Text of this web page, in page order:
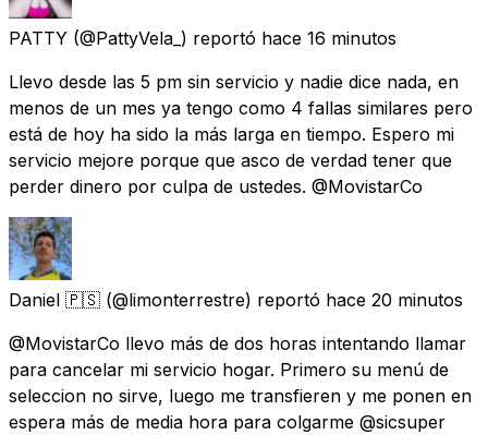
PATTY (@PattyVela_) reportó hace 16 minutos
Llevo desde las 5 pm sin servicio y nadie dice nada, en
menos de un mes ya tengo como 4 fallas similares pero
está de hoy ha sido la más larga en tiempo. Espero mi
servicio mejore porque que asco de verdad tener que
perder dinero por culpa de ustedes. @MovistarCo
Daniel 🇵🇸 (@limonterrestre) reportó hace 20 minutos
@MovistarCo llevo más de dos horas intentando llamar
para cancelar mi servicio hogar. Primero su menú de
seleccion no sirve, luego me transfieren y me ponen en
espera más de media hora para colgarme @sicsuper